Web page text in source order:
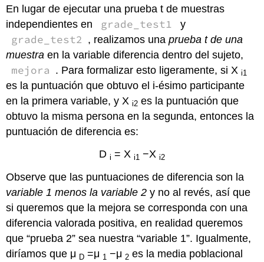
En lugar de ejecutar una prueba t de muestras
independientes en
grade_test1 y
grade_test2 , realizamos una prueba t de una
muestra en la variable diferencia dentro del sujeto,
mejora . Para formalizar esto ligeramente, si X i1
es la puntuación que obtuvo el i-ésimo participante
en la primera variable, y Xi2 es la puntuación que
obtuvo la misma persona en la segunda, entonces la
puntuación de diferencia es:
D i = X i1 −X i2
Observe que las puntuaciones de diferencia son la
variable 1 menos la variable 2 y no al revés, así que
si queremos que la mejora se corresponda con una
diferencia valorada positiva, en realidad queremos
que “prueba 2” sea nuestra “variable 1”. Igualmente,
diríamos que μ D =μ 1 −μ 2 es la media poblacional